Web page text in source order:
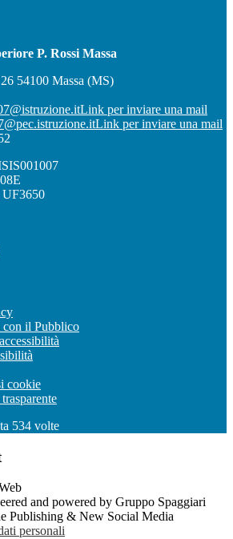
P. Rossi Massa
54100 Massa (MS)
Link per inviare una mail
Link per inviare una mail
UF3650
il Pubblico
cookie
534 volte
and powered by Gruppo Spaggiari
Publishing & New Social Media
personali